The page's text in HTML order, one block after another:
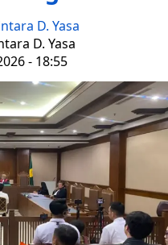
D. Yasa
D. Yasa
- 18:55